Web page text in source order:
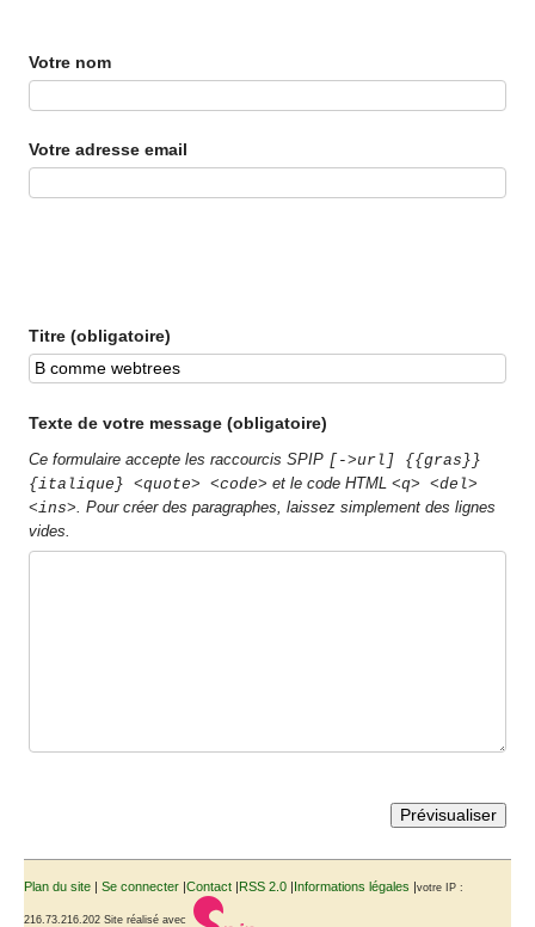
Votre nom
Votre adresse email
Titre (obligatoire)
Texte de votre message (obligatoire)
Ce formulaire accepte les raccourcis SPIP [->url] {{gras}}
{italique} <quote> <code> et le code HTML<q> <del>
<ins>. Pour créer des paragraphes, laissez simplement des lignes
vides.
Plan du site Se connecter Contact RSS 2.0 Informations légales votre IP :
216.73.216.202 Site réalisé avec